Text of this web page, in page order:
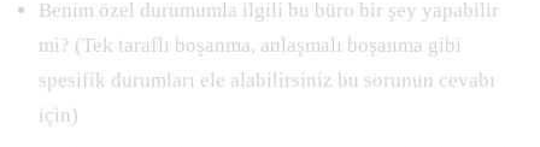
Benim özel durumumla ilgili bu büro bir şey yapabilir
mi? (Tek taraflı boşanma, anlaşmalı boşanma gibi
spesifik durumları ele alabilirsiniz bu sorunun cevabı
için)